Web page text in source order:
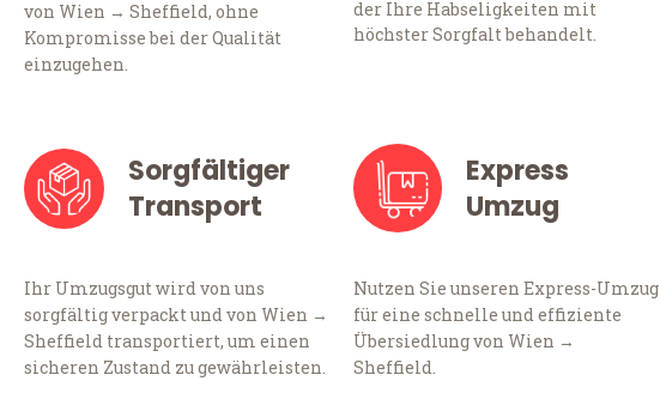
von Wien → Sheffield, ohne
Kompromisse bei der Qualität
einzugehen.
der Ihre Habseligkeiten mit
höchster Sorgfalt behandelt.
Sorgfältiger
Transport
Ihr Umzugsgut wird von uns
sorgfältig verpackt und von Wien →
Sheffield transportiert, um einen
sicheren Zustand zu gewährleisten.
Express
Umzug
Nutzen Sie unseren Express-Umzug
für eine schnelle und effiziente
Übersiedlung von Wien →
Sheffield.